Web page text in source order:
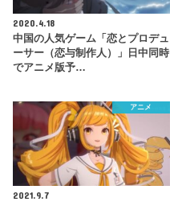
2020.4.18
中国の人気ゲーム「恋とプロデュ
ーサー（恋与制作人）」日中同時
でアニメ版予…
アニメ
2021.9.7